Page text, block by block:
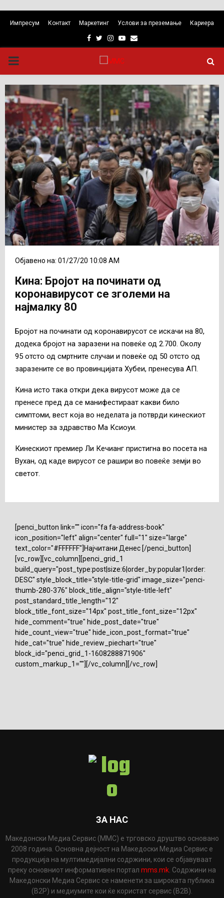
Импресум Контакт Маркетинг Услови за преземање Кариера
Facebook
TwitterInstagram
Youtube
Email
PRIMARY
MENU
Објавено на: 01/27/20 10:08 AM
Кина: Бројот на починати од
коронавирусот се зголеми на
најмалку 80
Бројот на починати од коронавирусот се искачи на 80,
додека бројот на заразени на повеќе од 2.700. Околу
95 отсто од смртните случаи и повеќе од 50 отсто од
заразените се во провинцијата Хубеи, пренесува АП.
Кина исто така откри дека вирусот може да се
пренесе пред да се манифестираат какви било
симптоми, вест која во неделата ја потврди кинескиот
министер за здравство Ма Ксиоуи.
Кинескиот премиер Ли Кечианг пристигна во посета на
Вухан, од каде вирусот се рашири во повеќе земји во
светот.
[penci_button link="" icon="fa fa-address-book"
icon_position="left" align="center" full="1" size="large"
text_color="#FFFFFF"]Најчитани Денес [/penci_button]
[vc_row][vc_column][penci_grid_1
build_query="post_type:post|size:6|order_by:popular1|order:
DESC" style_block_title="style-title-grid" image_size="penci-
thumb-280-376" block_title_align="style-title-left"
post_standard_title_length="12"
block_title_font_size="14px" post_title_font_size="12px"
hide_comment="true" hide_post_date="true"
hide_count_view="true" hide_icon_post_format="true"
hide_cat="true" hide_review_piechart="true"
block_id="penci_grid_1-1608288871906"
custom_markup_1=""][/vc_column][/vc_row]
ЗА НАС
Македонски Медиа Сервис (ММС) е трговско друштво основано
2008 година. Основна дејност на Македоски Медиа Сервис е
продукција на мултимедијални содржини, кои се објавуваат
преку основниот информативен портал mms.mk . Содржини на
Македонски Медиа Сервис се наменети за широката публика
(B2P) и медиумите кои ќе користат сервис (B2B).